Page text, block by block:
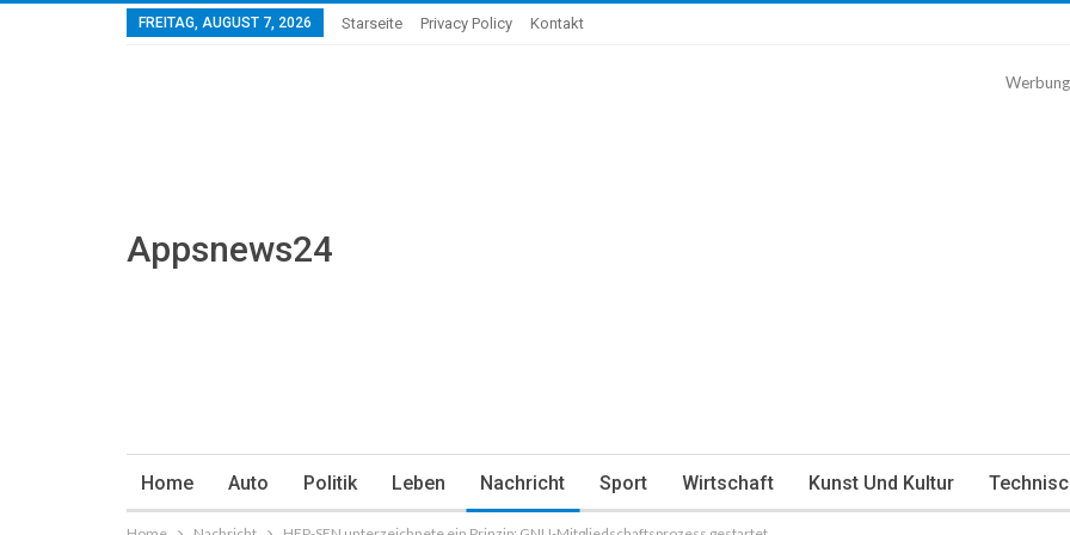
FREITAG, AUGUST 7, 2026 Starseite Privacy Policy Kontakt
Appsnews24
Werbung
Home Auto Politik Leben Nachricht Sport Wirtschaft Kunst Und Kultur